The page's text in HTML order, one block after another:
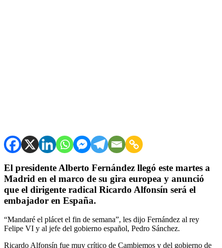
El presidente Alberto Fernández llegó este martes a
Madrid en el marco de su gira europea y anunció
que el dirigente radical Ricardo Alfonsín será el
embajador en España.
“Mandaré el plácet el fin de semana”, les dijo Fernández al rey
Felipe VI y al jefe del gobierno español, Pedro Sánchez.
Ricardo Alfonsín fue muy crítico de Cambiemos y del gobierno de